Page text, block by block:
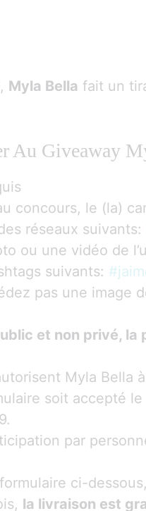
Myla Bella fait un
Au Giveaway
concours, le (la)
réseaux suivants:
ou une vidéo de
suivants:
pas une image
et non privé,
Myla Bella
soit accepté
par
ci-
la livraison est